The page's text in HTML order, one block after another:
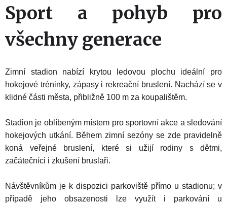
Sport a pohyb pro
všechny generace
Zimní stadion nabízí krytou ledovou plochu ideální pro
hokejové tréninky, zápasy i rekreační bruslení. Nachází se v
klidné části města, přibližně 100 m za koupalištěm.
Stadion je oblíbeným místem pro sportovní akce a sledování
hokejových utkání. Během zimní sezóny se zde pravidelně
koná veřejné bruslení, které si užijí rodiny s dětmi,
začátečníci i zkušení bruslaři.
Návštěvníkům je k dispozici parkoviště přímo u stadionu; v
případě jeho obsazenosti lze využít i parkování u